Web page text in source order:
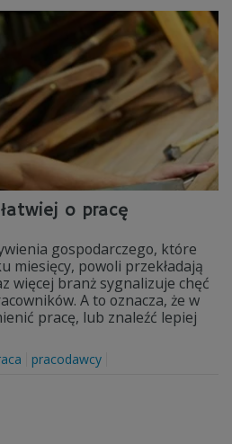
o pracę
gospodarczego, które
miesięcy, powoli przekładają
więcej branż sygnalizuje chęć
A to oznacza, że w
pracę, lub znaleźć lepiej
pracodawcy